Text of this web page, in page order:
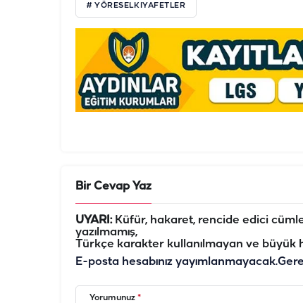
# YÖRESELKIYAFETLER
Bir Cevap Yaz
UYARI:Küfür, hakaret, rencide edici
yazılmamış,
Türkçe karakter kullanılmayan ve büyük
E-posta hesabınız yayımlanmayacak.
Yorumunuz *